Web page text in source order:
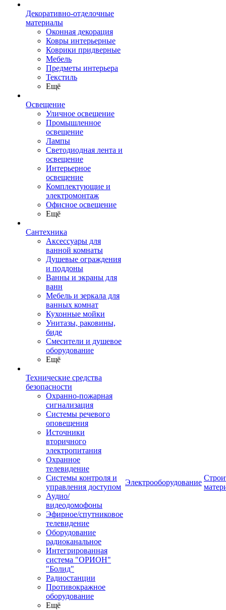
Декоративно-отделочные
материалы
Оконная декорация
Ковры интерьерные
Коврики придверные
Мебель
Предметы интерьера
Текстиль
Ещё
Освещение
Уличное освещение
Промышленное
освещение
Лампы
Светодиодная лента и
освещение
Интерьерное
освещение
Комплектующие и
электромонтаж
Офисное освещение
Ещё
Сантехника
Аксессуары для
ванной комнаты
Душевые ограждения
и поддоны
Ванны и экраны для
ванн
Мебель и зеркала для
ванных комнат
Кухонные мойки
Унитазы, раковины,
биде
Смесители и душевое
оборудование
Ещё
Технические средства
безопасности
Охранно-пожарная
сигнализация
Системы речевого
оповещения
Источники
вторичного
электропитания
Охранное
телевидение
Системы контроля и
управления доступом
Аудио/
видеодомофоны
Эфирное/спутниковое
телевидение
Оборудование
радиоканальное
Интегрированная
система "ОРИОН"
"Болид"
Радиостанции
Противокражное
оборудование
Ещё
Электрооборудование